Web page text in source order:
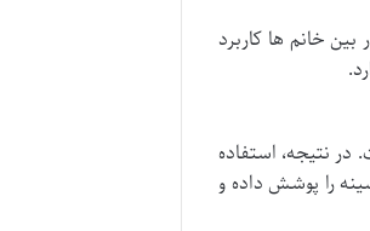
خانم ها کاربرد
در نتیجه، استفاده
را پوشش داده و